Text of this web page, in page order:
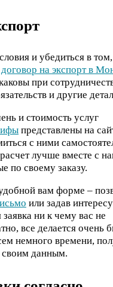
и убедиться в
договор на экспорт в
при
и другие
и стоимость услуг
представлены на
с ними
лучше вместе с
по своему заказу.
вам форме –
или задав
ни к чему вас не
все делается очень
немного времени,
данным.